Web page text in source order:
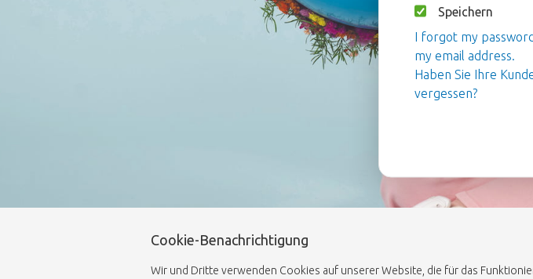
Speichern
I forgot my
my email address.
Haben Sie Ihre
vergessen?
Cookie-Benachrichtigung
Wir und Dritte verwenden Cookies auf unserer Website, die für das